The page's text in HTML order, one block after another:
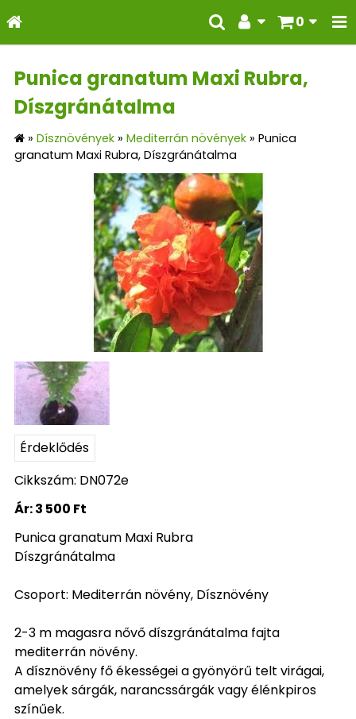
0
Punica granatum Maxi Rubra,
Díszgránátalma
» Dísznövények » Mediterrán növények » Punica
granatum Maxi Rubra, Díszgránátalma
Érdeklődés
Cikkszám: DN072e
Ár:3 500 Ft
Punica granatum Maxi Rubra
Díszgránátalma
Csoport: Mediterrán növény, Dísznövény
2-3 m magasra nővő díszgránátalma fajta
mediterrán növény.
A dísznövény fő ékességei a gyönyörű telt virágai,
amelyek sárgák, narancssárgák vagy élénkpiros
színűek.